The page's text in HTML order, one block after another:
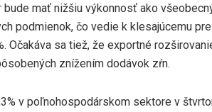
mať nižšiu výkonnosť ako
podmienok, čo vedie k klesajúcemu
Očakáva sa tiež, že exportné
znížením dodávok zŕn.
v poľnohospodárskom sektore v